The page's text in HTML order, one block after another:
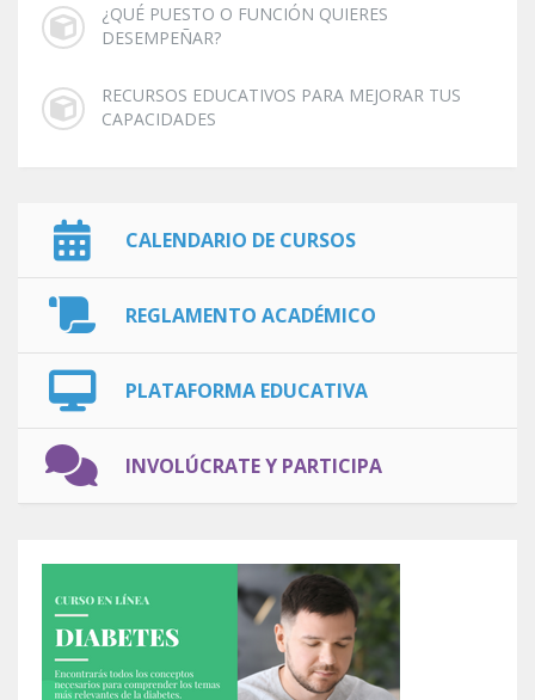
¿QUÉ PUESTO O FUNCIÓN QUIERES
DESEMPEÑAR?
RECURSOS EDUCATIVOS PARA MEJORAR TUS
CAPACIDADES
CALENDARIO DE CURSOS
REGLAMENTO ACADÉMICO
PLATAFORMA EDUCATIVA
INVOLÚCRATE Y PARTICIPA